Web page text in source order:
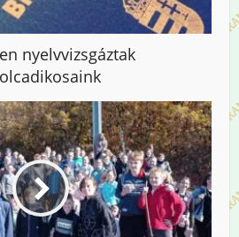
nyelvvizsgáztak